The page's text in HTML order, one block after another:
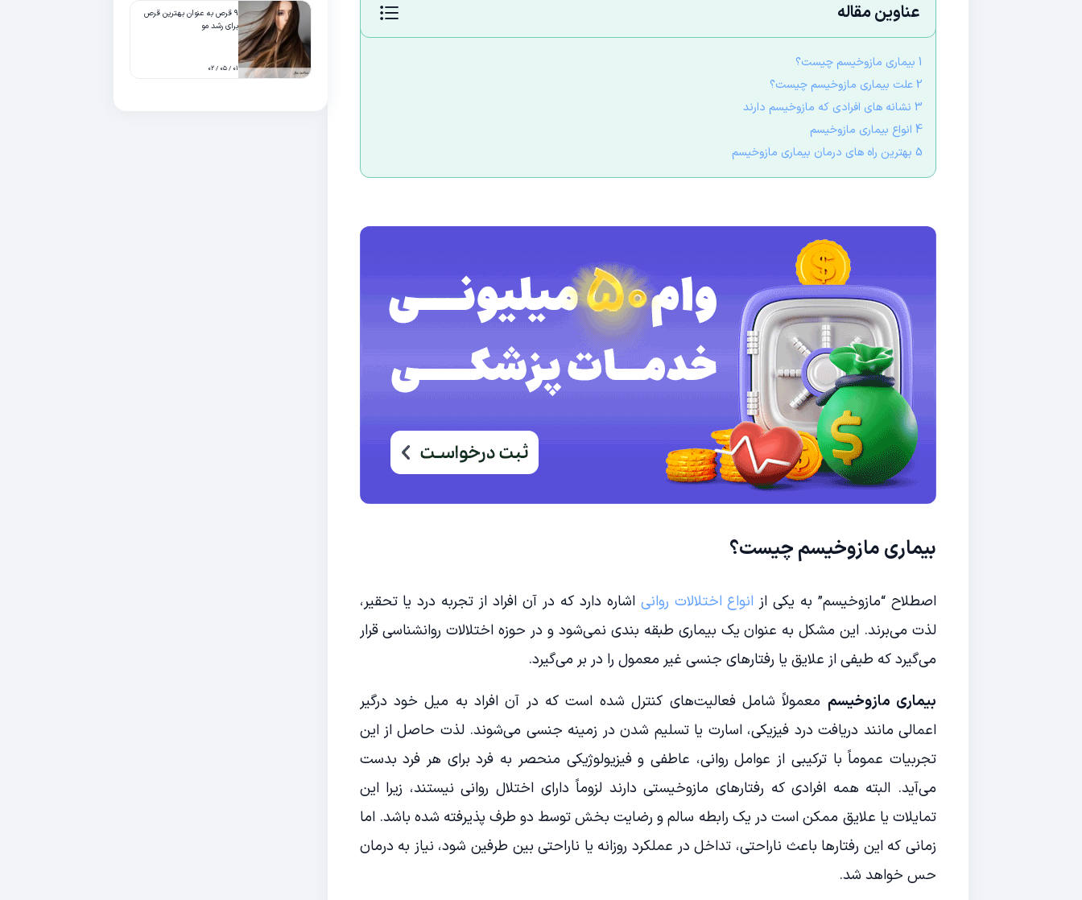
عناوین مقاله
1 بیماری مازوخیسم چیست؟
2 علت بیماری مازوخیسم چیست؟
3 نشانه های افرادی که مازوخیسم دارند
4 انواع بیماری مازوخیسم
5 بهترین راه های درمان بیماری مازوخیسم
بیماری مازوخیسم چیست؟
اصطلاح “مازوخیسم” به یکی از انواع اختلالات روانی اشاره دارد که در آن افراد از تجربه درد یا تحقیر،
لذت می‌برند. این مشکل به عنوان یک بیماری طبقه بندی نمی‌شود و در حوزه اختلالات روانشناسی قرار
می‌گیرد که طیفی از علایق یا رفتارهای جنسی غیر معمول را در بر می‌گیرد.
بیماری مازوخیسم معمولاً شامل فعالیت‌های کنترل شده است که در آن افراد به میل خود درگیر
اعمالی مانند دریافت درد فیزیکی، اسارت یا تسلیم شدن در زمینه جنسی می‌شوند. لذت حاصل از این
تجربیات عموماً با ترکیبی از عوامل روانی، عاطفی و فیزیولوژیکی منحصر به فرد برای هر فرد بدست
می‌آید. البته همه افرادی که رفتارهای مازوخیستی دارند لزوماً دارای اختلال روانی نیستند، زیرا این
تمایلات یا علایق ممکن است در یک رابطه سالم و رضایت بخش توسط دو طرف پذیرفته شده باشد. اما
زمانی که این رفتارها باعث ناراحتی، تداخل در عملکرد روزانه یا ناراحتی بین طرفین شود، نیاز به درمان
حس خواهد شد.
۹ قرص به عنوان بهترین قرص
برای رشد مو
۰۱ / ۰۵ / ۰۲